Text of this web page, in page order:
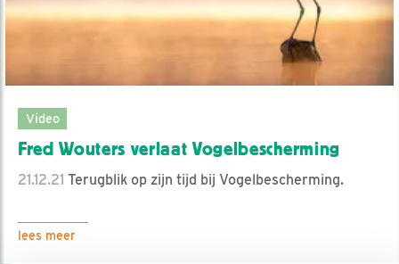
Video
Fred Wouters verlaat Vogelbescherming
21.12.21 Terugblik op zijn tijd bij Vogelbescherming.
lees meer